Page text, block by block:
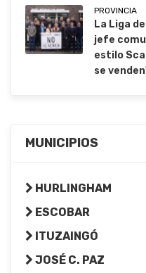
PROVINCIA
La Liga
jefe
estilo
se
MUNICIPIOS
HURLINGHAM
ESCOBAR
ITUZAINGÓ
JOSÉ C. PAZ